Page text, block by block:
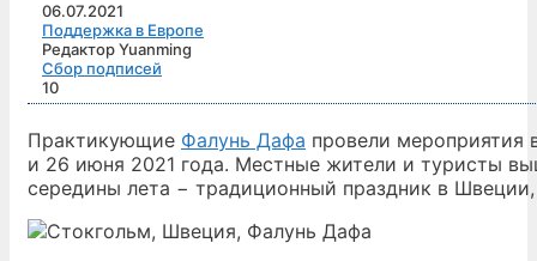
06.07.2021
Поддержка в Европе
Редактор Yuanming
Сбор подписей
10
Практикующие Фалунь Дафа провели мероприятия
и 26 июня 2021 года. Местные жители и туристы
середины лета − традиционный праздник в